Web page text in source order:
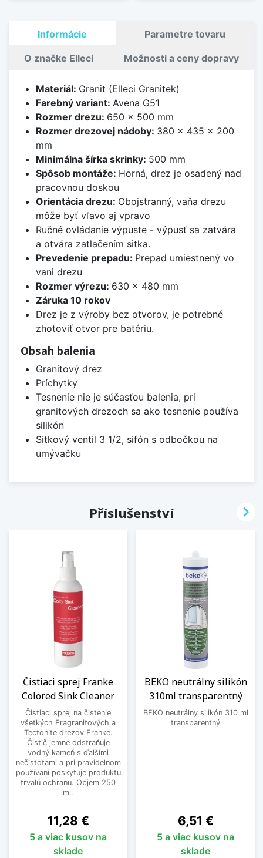
Informácie Parametre tovaru
O značke Elleci Možnosti a ceny dopravy
Materiál: Granit (Elleci Granitek)
Farebný variant: Avena G51
Rozmer drezu: 650 x 500 mm
Rozmer drezovej nádoby: 380 x 435 x 200
mm
Minimálna šírka skrinky: 500 mm
Spôsob montáže: Horná, drez je osadený nad
pracovnou doskou
Orientácia drezu: Obojstranný, vaňa drezu
môže byť vľavo aj vpravo
Ručné ovládanie výpuste - výpusť sa zatvára
a otvára zatlačením sitka.
Prevedenie prepadu: Prepad umiestnený vo
vani drezu
Rozmer výrezu: 630 x 480 mm
Záruka 10 rokov
Drez je z výroby bez otvorov, je potrebné
zhotoviť otvor pre batériu.
Obsah balenia
Granitový drez
Príchytky
Tesnenie nie je súčasťou balenia, pri
granitových drezoch sa ako tesnenie používa
silikón
Sitkový ventil 3 1/2, sifón s odbočkou na
umývačku
Příslušenství
Čistiaci sprej Franke
Colored Sink Cleaner
Čistiaci sprej na čistenie
všetkých Fragranitových a
Tectonite drezov Franke.
Čistič jemne odstraňuje
vodný kameň s ďalšími
nečistotami a pri pravidelnom
používaní poskytuje produktu
trvalú ochranu. Objem 250
ml.
Cena
11,28 €
5 a viac kusov na
sklade
BEKO neutrálny silikón
310ml transparentný
BEKO neutrálny silikón 310 ml
transparentný
Cena
6,51 €
5 a viac kusov na
sklade
